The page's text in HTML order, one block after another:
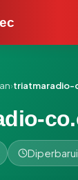
›triatmaradio-
Diperbarui